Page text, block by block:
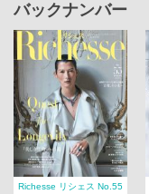
バックナンバー
Richesse リシェス No.55